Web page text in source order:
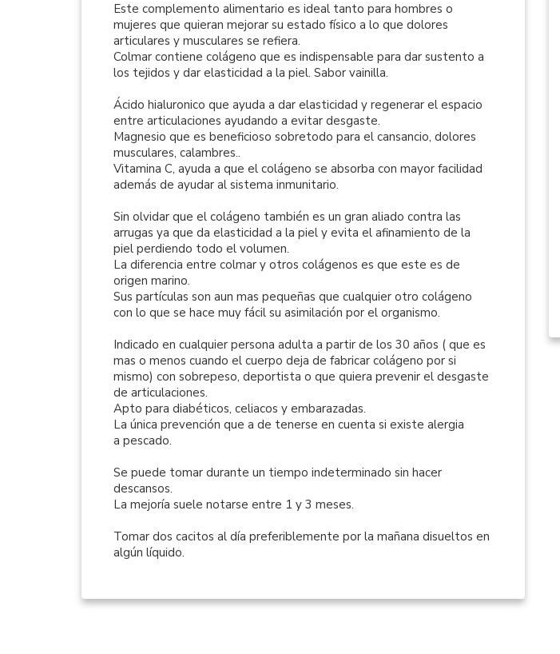
Este complemento alimentario es ideal tanto para hombres o
mujeres que quieran mejorar su estado físico a lo que dolores
articulares y musculares se refiera.
Colmar contiene colágeno que es indispensable para dar sustento a
los tejidos y dar elasticidad a la piel. Sabor vainilla.
Ácido hialuronico que ayuda a dar elasticidad y regenerar el espacio
entre articulaciones ayudando a evitar desgaste.
Magnesio que es beneficioso sobretodo para el cansancio, dolores
musculares, calambres..
Vitamina C, ayuda a que el colágeno se absorba con mayor facilidad
además de ayudar al sistema inmunitario.
Sin olvidar que el colágeno también es un gran aliado contra las
arrugas ya que da elasticidad a la piel y evita el afinamiento de la
piel perdiendo todo el volumen.
La diferencia entre colmar y otros colágenos es que este es de
origen marino.
Sus partículas son aun mas pequeñas que cualquier otro colágeno
con lo que se hace muy fácil su asimilación por el organismo.
Indicado en cualquier persona adulta a partir de los 30 años ( que es
mas o menos cuando el cuerpo deja de fabricar colágeno por si
mismo) con sobrepeso, deportista o que quiera prevenir el desgaste
de articulaciones.
Apto para diabéticos, celiacos y embarazadas.
La única prevención que a de tenerse en cuenta si existe alergia
a pescado.
Se puede tomar durante un tiempo indeterminado sin hacer
descansos.
La mejoría suele notarse entre 1 y 3 meses.
Tomar dos cacitos al día preferiblemente por la mañana disueltos en
algún líquido.